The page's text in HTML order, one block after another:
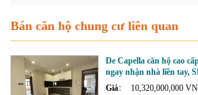
Bán căn hộ chung cư liên quan
De Capella căn hộ cao
ngay nhận nhà liền tay,
Giá
10,320,000,000